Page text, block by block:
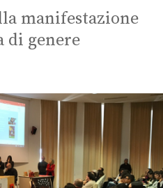
manifestazione
di genere